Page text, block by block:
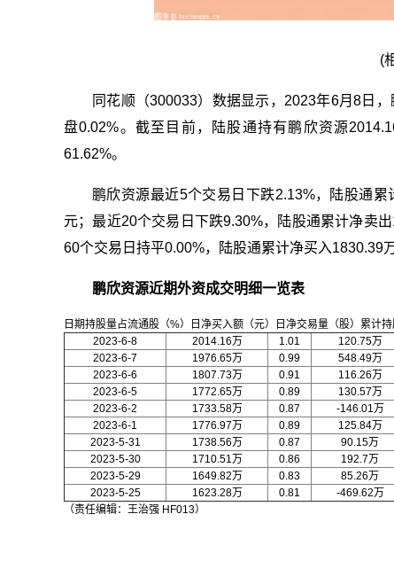
(
同花顺（300033）数据显示，2023年6月8日
盘0.02%。截至目前，陆股通持有鹏欣资源
61.62%。
鹏欣资源最近5个交易日下跌2.13%，陆股通
元；最近20个交易日下跌9.30%，陆股通累计净卖
60个交易日持平0.00%，陆股通累计净买入1830.39
鹏欣资源近期外资成交明细一览表
日期持股量占流通股（%）日净买入额（元）日净交易量（股）累计持
2023-6-8
2014.16万 1.01 120.75万
2023-6-7
1976.65万 0.99 548.49万
2023-6-6
1807.73万 0.91 116.26万
2023-6-5
1772.65万 0.89 130.57万
2023-6-2
1733.58万 0.87 -146.01万
2023-6-1
1776.97万 0.89 125.84万
2023-5-31
1738.56万 0.87 90.15万
2023-5-30
1710.51万 0.86 192.7万
2023-5-29
1649.82万 0.83 85.26万
2023-5-25
1623.28万 0.81 -469.62万
（责任编辑：王治强 HF013）